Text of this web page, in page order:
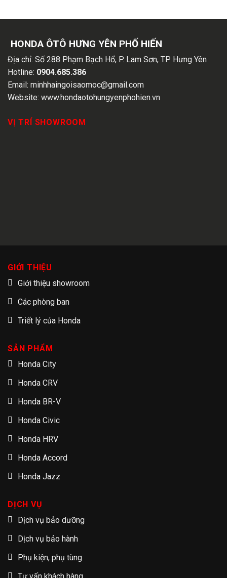
HONDA ÔTÔ HƯNG YÊN PHỐ HIẾN
Địa chỉ: Số 288 Phạm Bạch Hổ, P. Lam Sơn, TP Hưng Yên
Hotline: 0904.685.386
Email: minhhaingoisaomoc@gmail.com
Website: www.hondaotohungyenphohien.vn
VỊ TRÍ SHOWROOM
GIỚI THIỆU
Giới thiệu showroom
Các phòng ban
Triết lý của Honda
SẢN PHẨM
Honda City
Honda CRV
Honda BR-V
Honda Civic
Honda HRV
Honda Accord
Honda Jazz
DỊCH VỤ
Dịch vụ bảo dưỡng
Dịch vụ bảo hành
Phụ kiện, phụ tùng